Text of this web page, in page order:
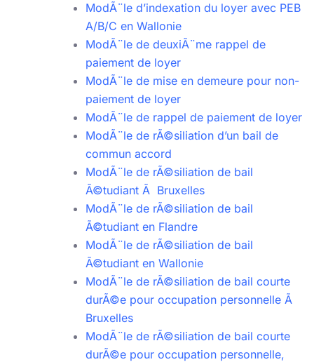
ModÃ¨le d’indexation du loyer avec PEB
A/B/C en Wallonie
ModÃ¨le de deuxiÃ¨me rappel de
paiement de loyer
ModÃ¨le de mise en demeure pour non-
paiement de loyer
ModÃ¨le de rappel de paiement de loyer
ModÃ¨le de rÃ©siliation d’un bail de
commun accord
ModÃ¨le de rÃ©siliation de bail
Ã©tudiant Ã Bruxelles
ModÃ¨le de rÃ©siliation de bail
Ã©tudiant en Flandre
ModÃ¨le de rÃ©siliation de bail
Ã©tudiant en Wallonie
ModÃ¨le de rÃ©siliation de bail courte
durÃ©e pour occupation personnelle Ã
Bruxelles
ModÃ¨le de rÃ©siliation de bail courte
durÃ©e pour occupation personnelle,